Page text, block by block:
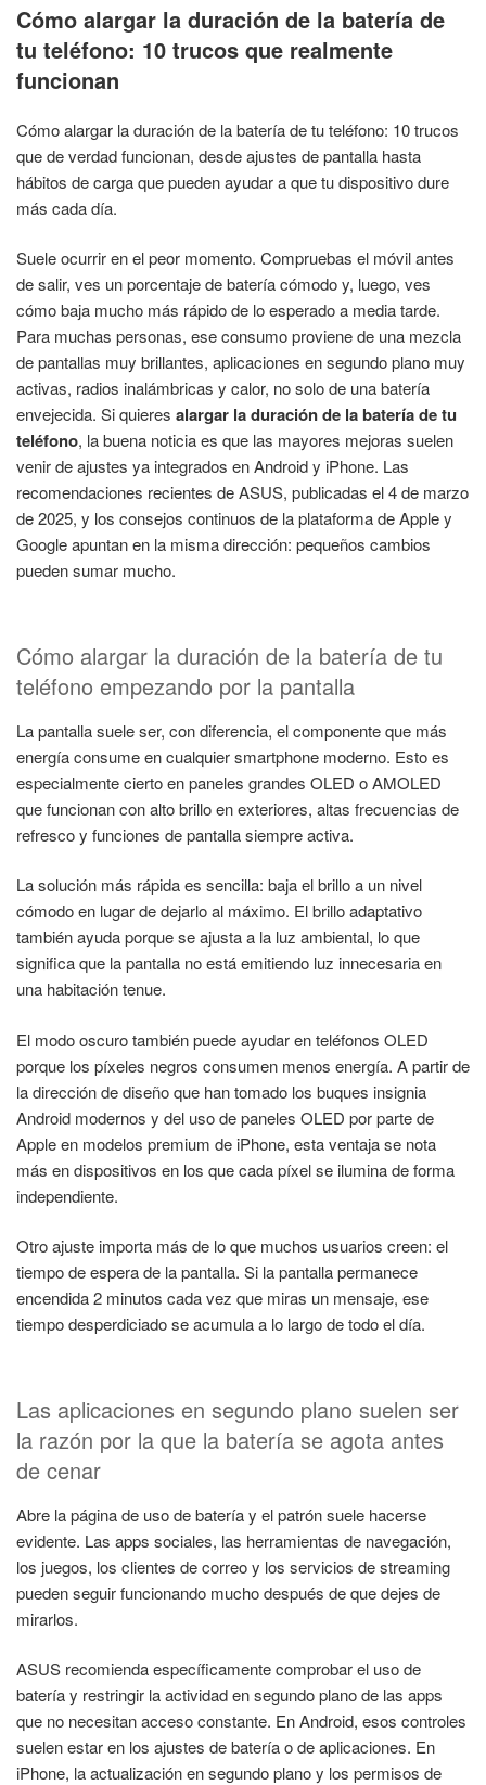
EL
Cómo alargar la duración de la batería de
tu teléfono: 10 trucos que realmente
funcionan
Cómo alargar la duración de la batería de tu teléfono: 10 trucos
que de verdad funcionan, desde ajustes de pantalla hasta
hábitos de carga que pueden ayudar a que tu dispositivo dure
más cada día.
Suele ocurrir en el peor momento. Compruebas el móvil antes
de salir, ves un porcentaje de batería cómodo y, luego, ves
cómo baja mucho más rápido de lo esperado a media tarde.
Para muchas personas, ese consumo proviene de una mezcla
de pantallas muy brillantes, aplicaciones en segundo plano muy
activas, radios inalámbricas y calor, no solo de una batería
envejecida. Si quieres alargar la duración de la batería de tu
teléfono, la buena noticia es que las mayores mejoras suelen
venir de ajustes ya integrados en Android y iPhone. Las
recomendaciones recientes de ASUS, publicadas el 4 de marzo
de 2025, y los consejos continuos de la plataforma de Apple y
Google apuntan en la misma dirección: pequeños cambios
pueden sumar mucho.
Cómo alargar la duración de la batería de tu
teléfono empezando por la pantalla
La pantalla suele ser, con diferencia, el componente que más
energía consume en cualquier smartphone moderno. Esto es
especialmente cierto en paneles grandes OLED o AMOLED
que funcionan con alto brillo en exteriores, altas frecuencias de
refresco y funciones de pantalla siempre activa.
La solución más rápida es sencilla: baja el brillo a un nivel
cómodo en lugar de dejarlo al máximo. El brillo adaptativo
también ayuda porque se ajusta a la luz ambiental, lo que
significa que la pantalla no está emitiendo luz innecesaria en
una habitación tenue.
El modo oscuro también puede ayudar en teléfonos OLED
porque los píxeles negros consumen menos energía. A partir de
la dirección de diseño que han tomado los buques insignia
Android modernos y del uso de paneles OLED por parte de
Apple en modelos premium de iPhone, esta ventaja se nota
más en dispositivos en los que cada píxel se ilumina de forma
independiente.
Otro ajuste importa más de lo que muchos usuarios creen: el
tiempo de espera de la pantalla. Si la pantalla permanece
encendida 2 minutos cada vez que miras un mensaje, ese
tiempo desperdiciado se acumula a lo largo de todo el día.
Las aplicaciones en segundo plano suelen ser
la razón por la que la batería se agota antes
de cenar
Abre la página de uso de batería y el patrón suele hacerse
evidente. Las apps sociales, las herramientas de navegación,
los juegos, los clientes de correo y los servicios de streaming
pueden seguir funcionando mucho después de que dejes de
mirarlos.
ASUS recomienda específicamente comprobar el uso de
batería y restringir la actividad en segundo plano de las apps
que no necesitan acceso constante. En Android, esos controles
suelen estar en los ajustes de batería o de aplicaciones. En
iPhone, la actualización en segundo plano y los permisos de